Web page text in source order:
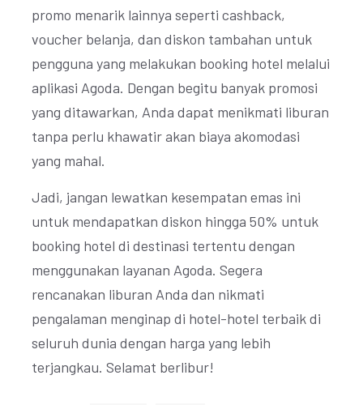
promo menarik lainnya seperti cashback,
voucher belanja, dan diskon tambahan untuk
pengguna yang melakukan booking hotel melalui
aplikasi Agoda. Dengan begitu banyak promosi
yang ditawarkan, Anda dapat menikmati liburan
tanpa perlu khawatir akan biaya akomodasi
yang mahal.
Jadi, jangan lewatkan kesempatan emas ini
untuk mendapatkan diskon hingga 50% untuk
booking hotel di destinasi tertentu dengan
menggunakan layanan Agoda. Segera
rencanakan liburan Anda dan nikmati
pengalaman menginap di hotel-hotel terbaik di
seluruh dunia dengan harga yang lebih
terjangkau. Selamat berlibur!